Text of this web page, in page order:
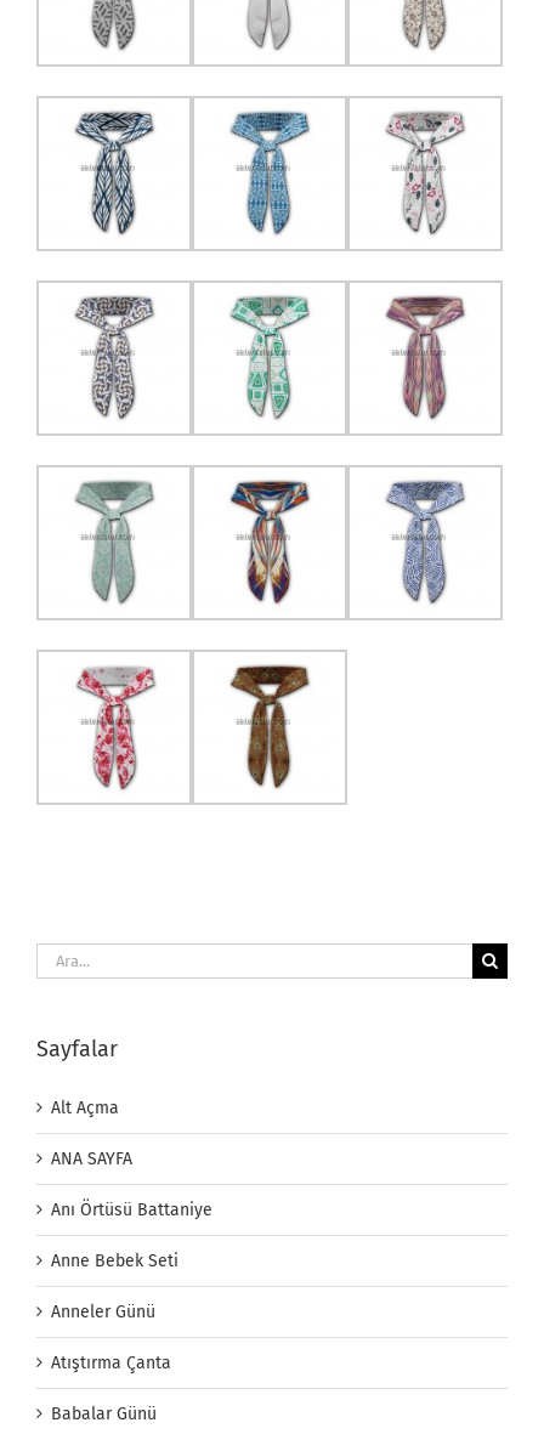
Ara:
Sayfalar
Alt Açma
ANA SAYFA
Anı Örtüsü Battaniye
Anne Bebek Seti
Anneler Günü
Atıştırma Çanta
Babalar Günü